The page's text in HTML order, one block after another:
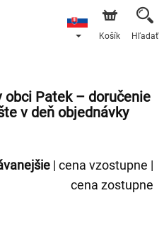
nášho e-shopu.
je od 11.8.2026 z
Košík Hľadať
obci Patek – doručenie
v deň objednávky
| cena vzostupne |
cena zostupne